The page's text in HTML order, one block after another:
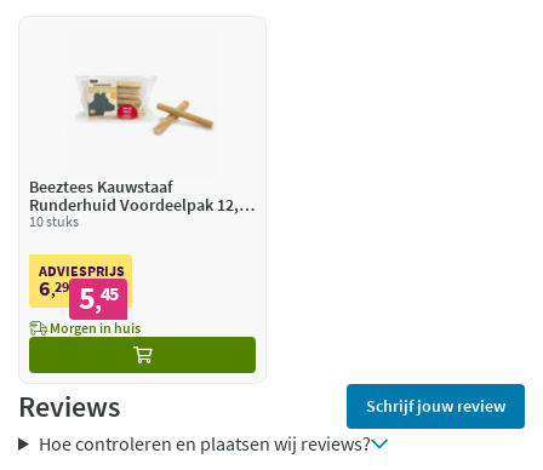
Beeztees Kauwstaaf
Runderhuid Voordeelpak 12,5
cm
10 stuks
ADVIESPRIJS
6,29 5,45
Morgen in huis
Reviews Schrijf jouw review
Hoe controleren en plaatsen wij reviews?